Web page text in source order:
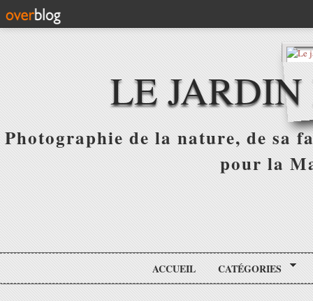
LE
Photographie de la nature, de sa
pour la
ACCUEIL CATÉGORIES